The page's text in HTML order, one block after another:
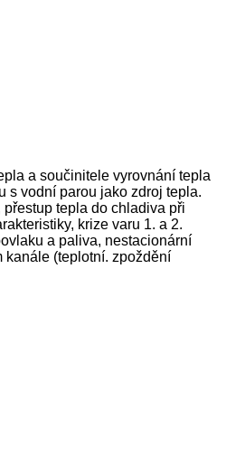
a součinitele vyrovnání tepla
s vodní parou jako zdroj tepla.
tepla do chladiva při
krize varu 1. a 2.
a paliva, nestacionární
(teplotní. zpoždění